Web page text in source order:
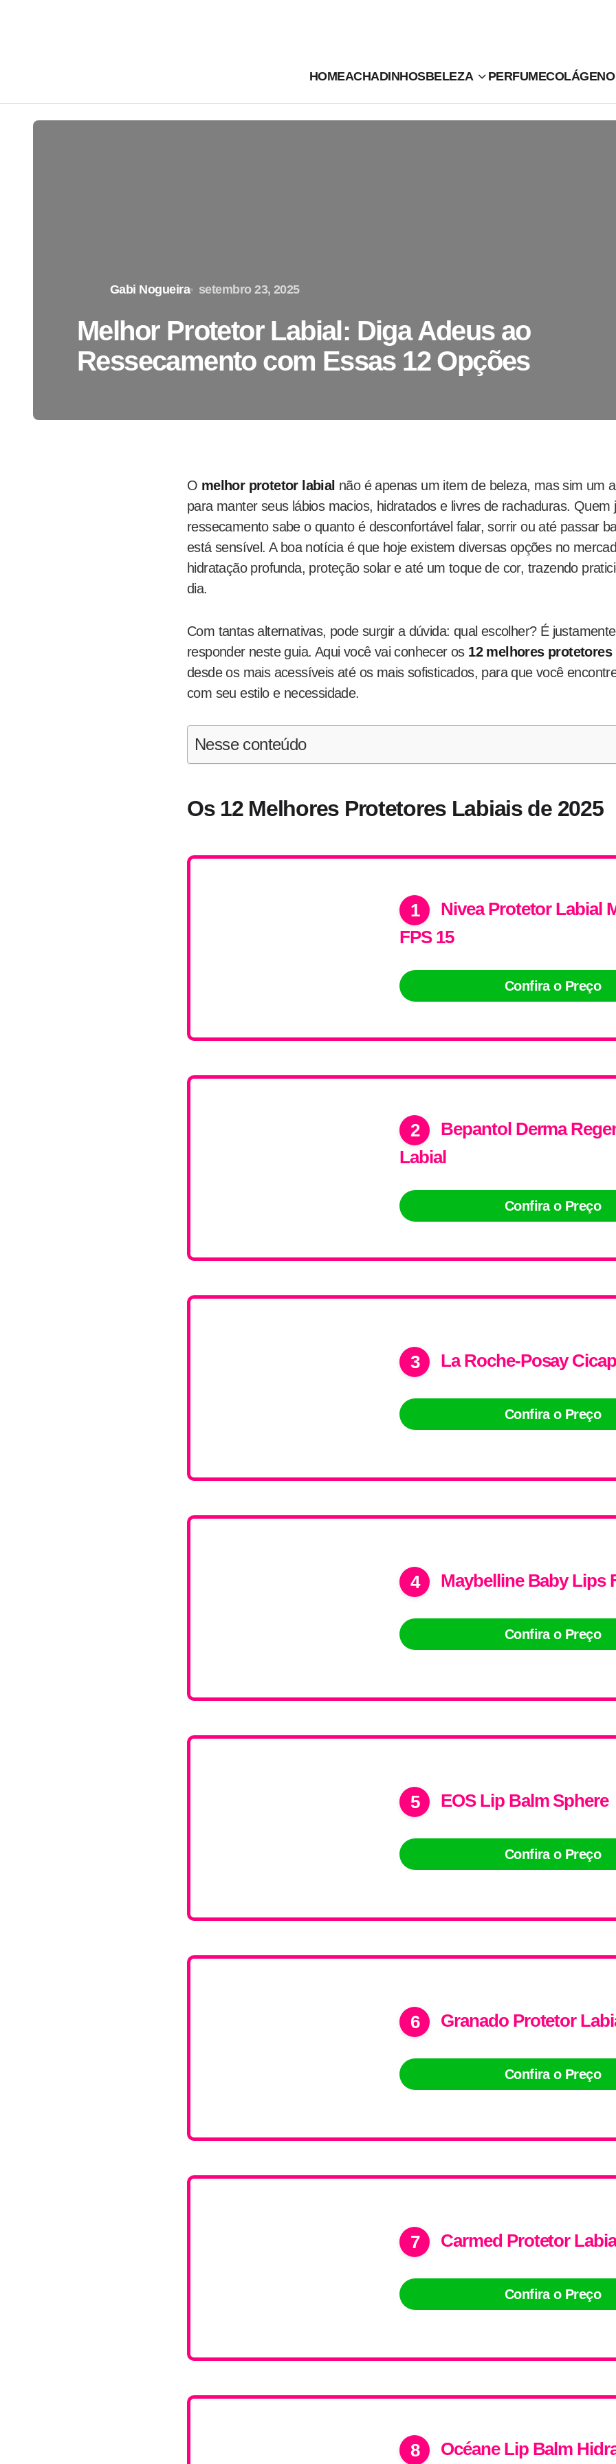
HOMEACHADINHOSBELEZA PERFUMECOLÁGENO
Gabi Nogueira setembro 23, 2025
Melhor Protetor Labial: Diga Adeus ao
Ressecamento com Essas 12 Opções
O melhor protetor labial não é apenas um item de beleza, mas sim um
para manter seus lábios macios, hidratados e livres de rachaduras. Quem
ressecamento sabe o quanto é desconfortável falar, sorrir ou até passar
está sensível. A boa notícia é que hoje existem diversas opções no
hidratação profunda, proteção solar e até um toque de cor, trazendo
dia.
Com tantas alternativas, pode surgir a dúvida: qual escolher? É
responder neste guia. Aqui você vai conhecer os 12 melhores protetores
desde os mais acessíveis até os mais sofisticados, para que você
com seu estilo e necessidade.
Nesse conteúdo
Os 12 Melhores Protetores Labiais de 2025
1
Nivea Protetor Labial
FPS 15
Confira o Preço
2
Bepantol Derma
Labial
Confira o Preço
3 La Roche-Posay
Confira o Preço
4 Maybelline Baby Lips
Confira o Preço
5 EOS Lip Balm Sphere
Confira o Preço
6 Granado Protetor
Confira o Preço
7 Carmed Protetor
Confira o Preço
8 Océane Lip Balm